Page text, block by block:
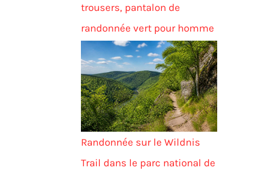
trousers, pantalon de
randonnée vert pour homme
Randonnée sur le Wildnis
Trail dans le parc national de